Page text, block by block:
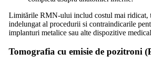
Limitările RMN-ului includ costul mai ridicat,
indelungat al procedurii si contraindicarile
implanturi metalice sau alte dispozitive
Tomografia cu emisie de pozitroni